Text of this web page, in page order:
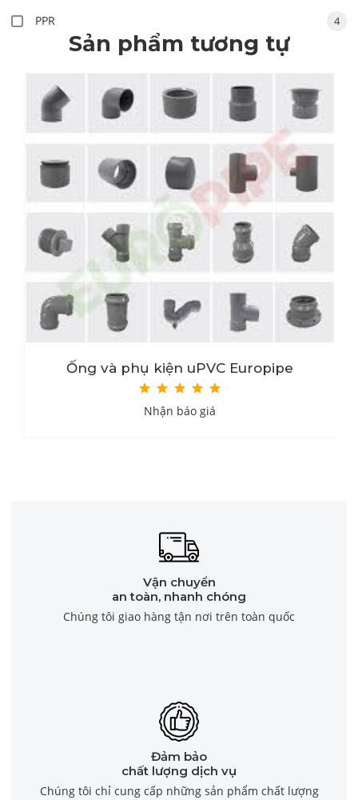
PPR 4
Sản phẩm tương tự
Ống và phụ kiện uPVC Europipe
Nhận báo giá
Vận chuyển
an toàn, nhanh chóng
Chúng tôi giao hàng tận nơi trên toàn quốc
Đảm bảo
chất lượng dịch vụ
Chúng tôi chỉ cung cấp những sản phẩm chất lượng